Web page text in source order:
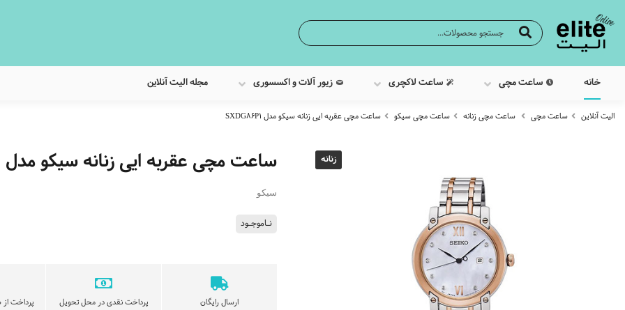
خانه ساعت مچی ساعت لاکچری زیور آلات و اکسسوری مجله الیت آنلاین
الیت آنلاین ساعت مچی ساعت مچی زنانه ساعت مچی سیکو ساعت مچی عقربه ایی زنانه سیکو مدل SXDG86P1
زنانه ساعت مچی عقربه ایی زنانه سیکو مدل SXDG86P1
سیکو
نـاموجـود
ارسال رایگان پرداخت نقدی در محل تحویل پرداخت از